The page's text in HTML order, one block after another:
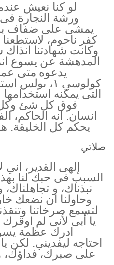
لو كنا نعيش
ورشة النجارة
يمشى على ضفاف
كفر ناحوم،
وكانت شهادتنا
المدهشة عن يسوع انه
يدعوه متى
كولوسي ١،
التى يمكنه
فوق كل شئ وكل
انسان. انه الحاكم،
يحكم كل الخليقة.
صلاتي
إلهى القدير،
السبب فى حبك لنا
نبذناك، و
وحاولنا ان نضعك
لتسمع صرخاتنا
يا أبى لأنى لم
ادرك عظمة
احتاجه ليفديني.
على صبرك،